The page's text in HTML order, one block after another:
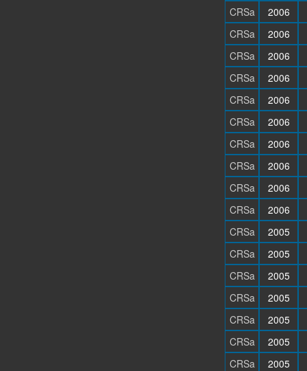
CRSa
2006
CRSa
2006
CRSa
2006
CRSa
2006
CRSa
2006
CRSa
2006
CRSa
2006
CRSa
2006
CRSa
2006
CRSa
2006
CRSa
2005
CRSa
2005
CRSa
2005
CRSa
2005
CRSa
2005
CRSa
2005
CRSa
2005